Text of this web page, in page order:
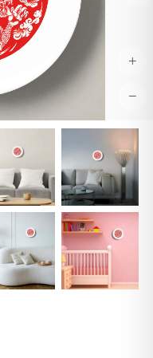
+
−